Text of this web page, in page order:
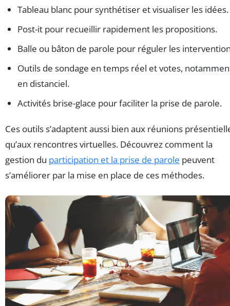
Tableau blanc pour synthétiser et visualiser les idées.
Post-it pour recueillir rapidement les propositions.
Balle ou bâton de parole pour réguler les
Outils de sondage en temps réel et votes,
en distanciel.
Activités brise-glace pour faciliter la prise de parole.
Ces outils s’adaptent aussi bien aux réunions
qu’aux rencontres virtuelles. Découvrez comment la
gestion du participation et la prise de parole peuvent
s’améliorer par la mise en place de ces méthodes.